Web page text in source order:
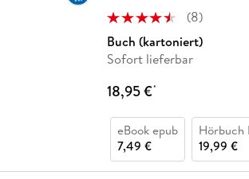
(8)
Buch (kartoniert)
Sofort lieferbar
18,95 €*
eBook epub
7,49 €
Hörbuch
19,99 €